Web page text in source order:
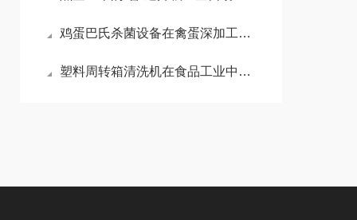
鸡蛋巴氏杀菌设备在禽蛋深加工产线中的布局与配套方案
塑料周转箱清洗机在食品工业中的重要性